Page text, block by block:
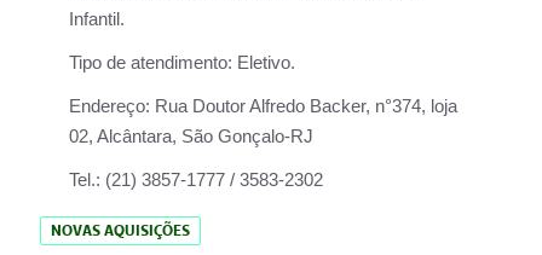
Infantil.
Tipo de atendimento: Eletivo.
Endereço: Rua Doutor Alfredo Backer, n°374, loja
02, Alcântara, São Gonçalo-RJ
Tel.: (21) 3857-1777 / 3583-2302
NOVAS AQUISIÇÕES